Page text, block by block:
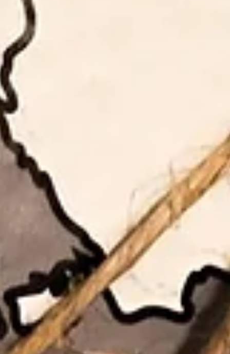
30 jul 2018
Vraag buitenlandse btw terug vóór 1
oktober
Heb je vorig jaar btw betaald in een ander EU-land, dan kan je
deze tot 1 oktober dit jaar terugvragen. Daarna kan je nog wel